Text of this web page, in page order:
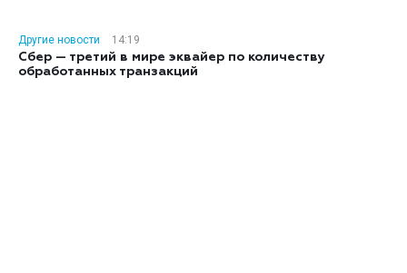
Другие новости
14:19
Сбер — третий в мире эквайер по количеству
обработанных транзакций